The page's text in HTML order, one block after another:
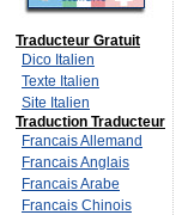
Traducteur Gratuit
Dico Italien
Texte Italien
Site Italien
Traduction Traducteur
Francais Allemand
Francais Anglais
Francais Arabe
Francais Chinois